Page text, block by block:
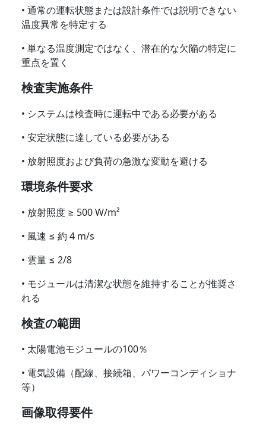
• 通常の運転状態または設計条件では説明できない
温度異常を特定する
• 単なる温度測定ではなく、潜在的な欠陥の特定に
重点を置く
検査実施条件
• システムは検査時に運転中である必要がある
• 安定状態に達している必要がある
• 放射照度および負荷の急激な変動を避ける
環境条件要求
• 放射照度 ≥ 500 W/m²
• 風速 ≤ 約 4 m/s
• 雲量 ≤ 2/8
• モジュールは清潔な状態を維持することが推奨さ
れる
検査の範囲
• 太陽電池モジュールの100％
• 電気設備（配線、接続箱、パワーコンディショナ
等）
画像取得要件